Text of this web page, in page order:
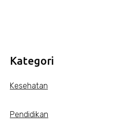
Kategori
Kesehatan
Pendidikan